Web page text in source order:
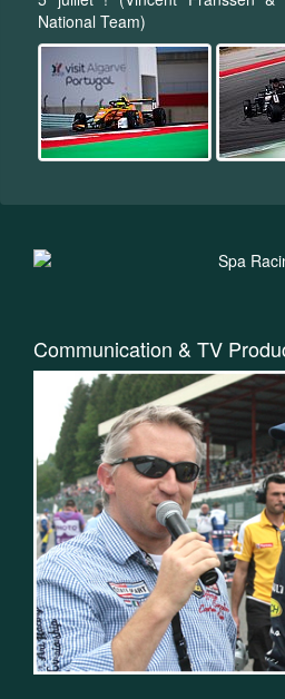
National Team)
Communication & TV